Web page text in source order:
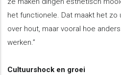
het functionele. Dat maakt het zo
over hout, maar vooral hoe
werken.”
Cultuurshock en groei